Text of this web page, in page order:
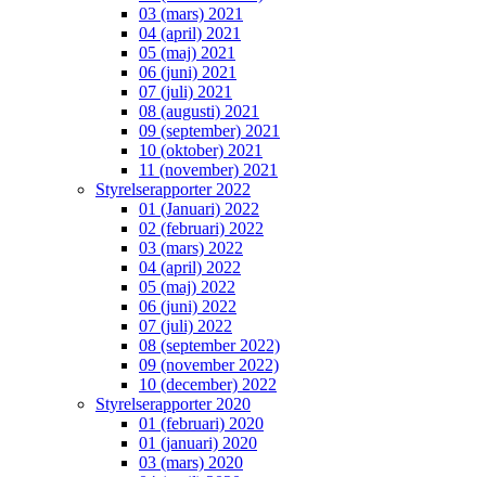
03 (mars) 2021
04 (april) 2021
05 (maj) 2021
06 (juni) 2021
07 (juli) 2021
08 (augusti) 2021
09 (september) 2021
10 (oktober) 2021
11 (november) 2021
Styrelserapporter 2022
01 (Januari) 2022
02 (februari) 2022
03 (mars) 2022
04 (april) 2022
05 (maj) 2022
06 (juni) 2022
07 (juli) 2022
08 (september 2022)
09 (november 2022)
10 (december) 2022
Styrelserapporter 2020
01 (februari) 2020
01 (januari) 2020
03 (mars) 2020